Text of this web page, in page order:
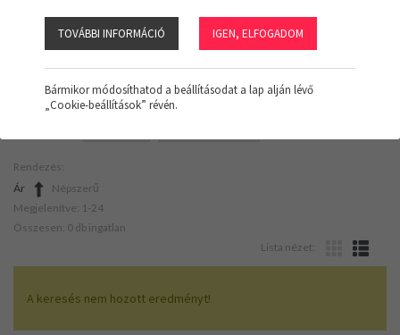
Szűrő megjelenítése
Rendezés:
Ár
Népszerű
Megjelenítve: 1-24
Összesen: 0 db ingatlan
Lista nézet:
A keresés nem hozott eredményt!
TOVÁBBI INFORMÁCIÓ IGEN, ELFOGADOM
Bármikor módosíthatod a beállításodat a lap alján lévő
„Cookie-beállítások” révén.